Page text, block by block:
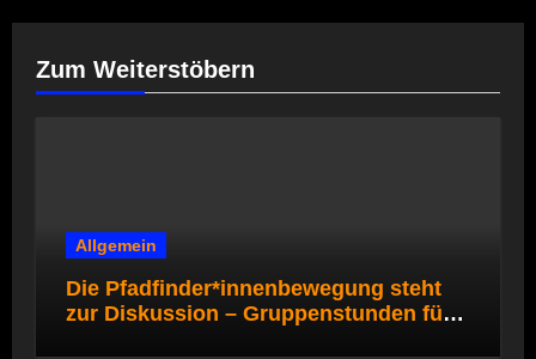
Zum Weiterstöbern
Allgemein
Die Pfadfinder*innenbewegung steht
zur Diskussion – Gruppenstunden für